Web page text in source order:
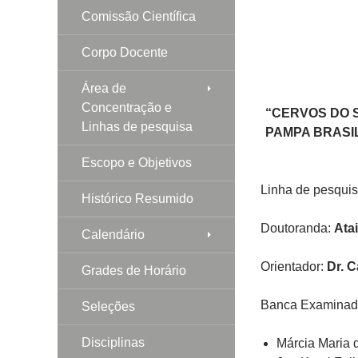
“CERVOS DO
PAMPA
Linha de
Doutoranda:
Orientador: Dr.
Banca
Márcia Maria
Comissão Científica
Corpo Docente
Área de
Concentração e
Linhas de pesquisa
Escopo e Objetivos
Histórico Resumido
Calendário
Grades de Horário
Seleções
Disciplinas